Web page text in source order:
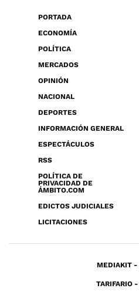
PORTADA
ECONOMÍA
POLÍTICA
MERCADOS
OPINIÓN
NACIONAL
DEPORTES
INFORMACIÓN GENERAL
ESPECTÁCULOS
RSS
POLÍTICA DE
PRIVACIDAD DE
ÁMBITO.COM
EDICTOS JUDICIALES
LICITACIONES
MEDIAKIT
TARIFARIO